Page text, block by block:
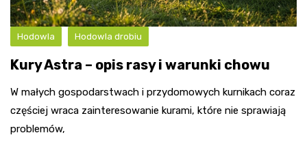
Hodowla Hodowla drobiu
Kury Astra – opis rasy i warunki chowu
W małych gospodarstwach i przydomowych kurnikach coraz
częściej wraca zainteresowanie kurami, które nie sprawiają
problemów,